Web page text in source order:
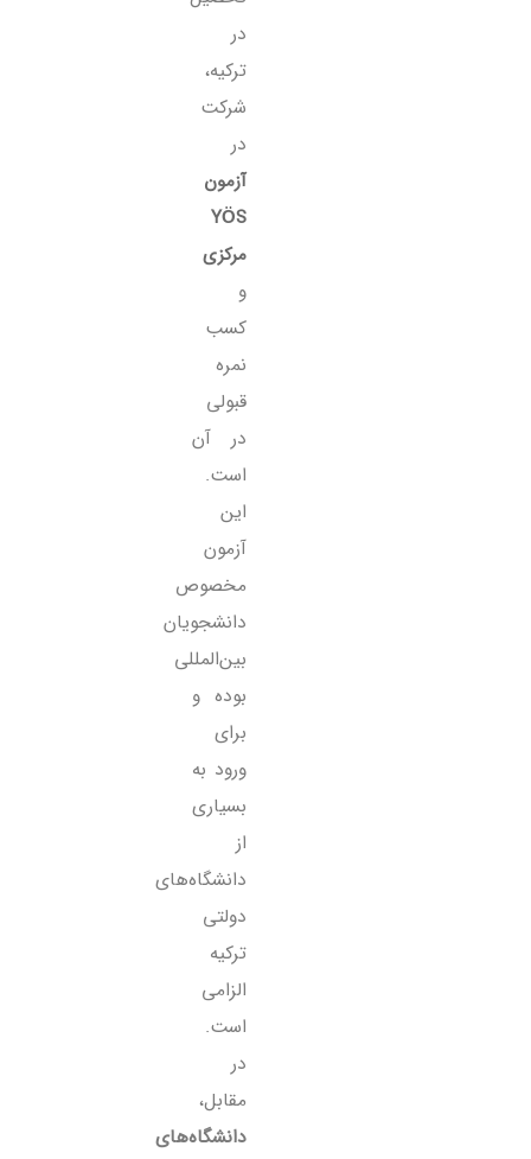
در
ترکیه،
شرکت
در
آزمون
YÖS
مرکزی
و
کسب
نمره
قبولی
در آن
است.
این
آزمون
مخصوص
دانشجویان
بین‌المللی
بوده و
برای
ورود به
بسیاری
از
دانشگاه‌های
دولتی
ترکیه
الزامی
است.
در
مقابل،
دانشگاه‌های